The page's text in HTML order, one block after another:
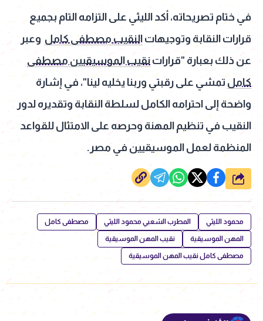
في ختام تصريحاته، أكد الليثي على التزامه التام بجميع
قرارات النقابة وتوجيهات النقيب مصطفى كامل وعبر
عن ذلك بعبارة "قرارات نقيب الموسيقيين مصطفى
كامل تمشي على رقبتي وربنا يخليه لينا"، في إشارة
واضحة إلى احترامه الكامل لسلطة النقابة وتقديره لدور
النقيب في تنظيم المهنة وحرصه على الامتثال للقواعد
المنظمة لعمل الموسيقيين في مصر.
شارك
محمود الليثي المطرب الشعبي محمود الليثي مصطفى كامل
المهن الموسيقية نقيب المهن الموسيقية
مصطفى كامل نقيب المهن الموسيقية